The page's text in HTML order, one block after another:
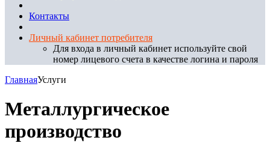
Контакты
Личный кабинет потребителя
Для входа в личный кабинет используйте свой
номер лицевого счета в качестве логина и пароля
ГлавнаяУслуги
Металлургическое
производство